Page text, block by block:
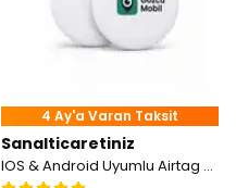
4 Ay'a Varan Taksit
Sanalticaretiniz
IOS & Android Uyumlu Airtag Mini